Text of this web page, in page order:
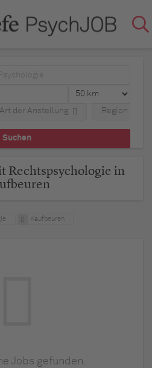
Art der Anstellung Region
Rechtspsychologie in
Kaufbeuren
Jobs gefunden.